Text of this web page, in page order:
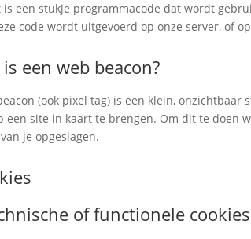
is een stukje programmacode dat wordt
code wordt uitgevoerd op onze server, of
een web beacon?
(ook pixel tag) is een klein,
een site in kaart te brengen. Om dit te doen
je opgeslagen.
of functionele cookies